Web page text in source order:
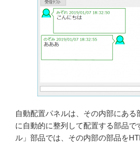
自動配置パネルは、その内部にある
に自動的に整列して配置する部品で
ル」部品では、その内部の部品を